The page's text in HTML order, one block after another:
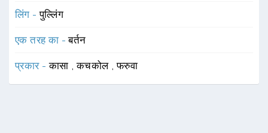
लिंग -पुल्लिंग
एक तरह का -बर्तन
प्रकार -कासा ,कचकोल ,फरुवा